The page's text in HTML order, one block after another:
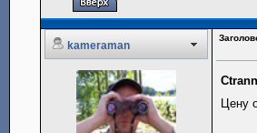
kameraman
Цену